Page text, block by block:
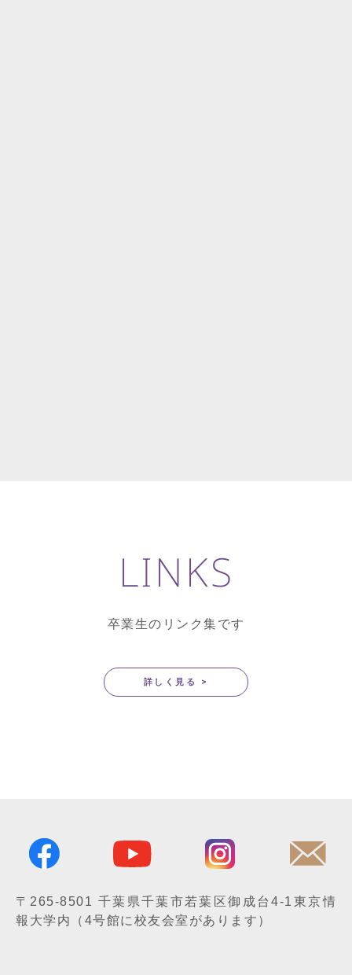
LINKS
卒業生のリンク集です
詳しく見る >
〒265-8501 千葉県千葉市若葉区御成台4-1 東京情
報大学内
（4号館に校友会室があります）